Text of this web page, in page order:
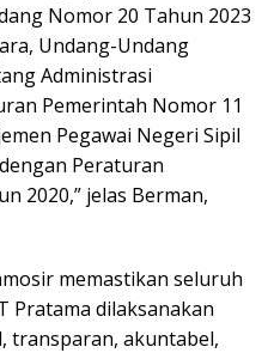
Nomor 20 Tahun 2023
Undang-Undang
Administrasi
Pemerintah Nomor 11
Pegawai Negeri Sipil
Peraturan
2020,” jelas Berman,
memastikan seluruh
Pratama dilaksanakan
transparan, akuntabel,